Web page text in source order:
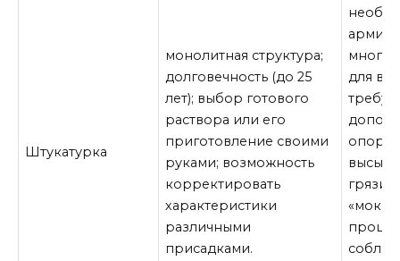
Штукатурка
монолитная структура;
долговечность (до 25
лет); выбор готового
раствора или его
приготовление своими
руками; возможность
корректировать
характеристики
различными
присадками.
для
грязи